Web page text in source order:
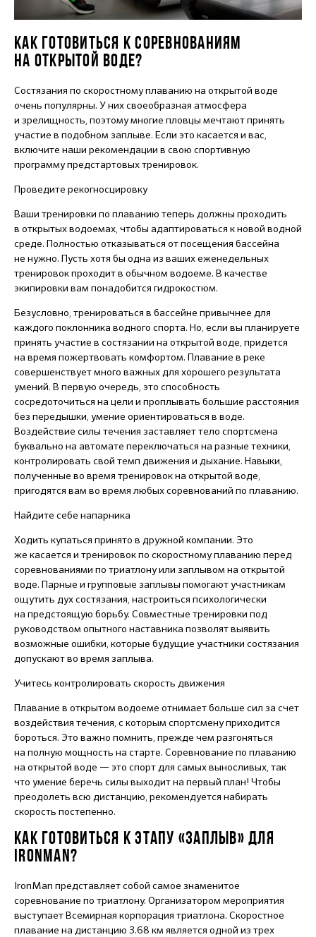
КАК ГОТОВИТЬСЯ К СОРЕВНОВАНИЯМ
НА ОТКРЫТОЙ ВОДЕ?
Состязания по скоростному плаванию на открытой воде
очень популярны. У них своеобразная атмосфера
и зрелищность, поэтому многие пловцы мечтают принять
участие в подобном заплыве. Если это касается и вас,
включите наши рекомендации в свою спортивную
программу предстартовых тренировок.
Проведите рекогносцировку
Ваши тренировки по плаванию теперь должны проходить
в открытых водоемах, чтобы адаптироваться к новой водной
среде. Полностью отказываться от посещения бассейна
не нужно. Пусть хотя бы одна из ваших еженедельных
тренировок проходит в обычном водоеме. В качестве
экипировки вам понадобится гидрокостюм.
Безусловно, тренироваться в бассейне привычнее для
каждого поклонника водного спорта. Но, если вы планируете
принять участие в состязании на открытой воде, придется
на время пожертвовать комфортом. Плавание в реке
совершенствует много важных для хорошего результата
умений. В первую очередь, это способность
сосредоточиться на цели и проплывать большие расстояния
без передышки, умение ориентироваться в воде.
Воздействие силы течения заставляет тело спортсмена
буквально на автомате переключаться на разные техники,
контролировать свой темп движения и дыхание. Навыки,
полученные во время тренировок на открытой воде,
пригодятся вам во время любых соревнований по плаванию.
Найдите себе напарника
Ходить купаться принято в дружной компании. Это
же касается и тренировок по скоростному плаванию перед
соревнованиями по триатлону или заплывом на открытой
воде. Парные и групповые заплывы помогают участникам
ощутить дух состязания, настроиться психологически
на предстоящую борьбу. Совместные тренировки под
руководством опытного наставника позволят выявить
возможные ошибки, которые будущие участники состязания
допускают во время заплыва.
Учитесь контролировать скорость движения
Плавание в открытом водоеме отнимает больше сил за счет
воздействия течения, с которым спортсмену приходится
бороться. Это важно помнить, прежде чем разгоняться
на полную мощность на старте. Соревнование по плаванию
на открытой воде — это спорт для самых выносливых, так
что умение беречь силы выходит на первый план! Чтобы
преодолеть всю дистанцию, рекомендуется набирать
скорость постепенно.
КАК ГОТОВИТЬСЯ К ЭТАПУ «ЗАПЛЫВ» ДЛЯ
IRONMAN?
IronMan представляет собой самое знаменитое
соревнование по триатлону. Организатором мероприятия
выступает Всемирная корпорация триатлона. Скоростное
плавание на дистанцию 3.68 км является одной из трех